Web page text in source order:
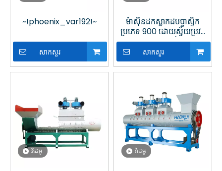
~!phoenix_var192!~
សាកសួរ
ម៉ាស៊ីនដកស្លាកដបប្លាស្ទិក
ប្រភេទ 900 ដោយស្វ័យប្រវត្តិ
នៅក្នុងរោងចក្រកែច្នៃប្លាស្ទិក
សាកសួរ
វីដេអូ វីដេអូ